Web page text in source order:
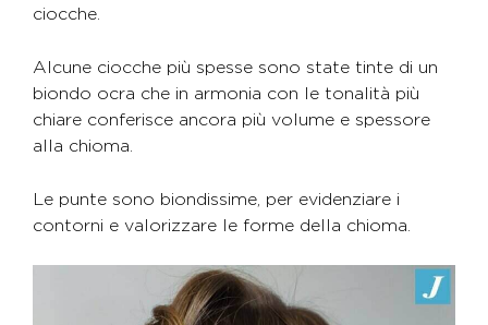
ciocche.
Alcune ciocche più spesse sono state tinte di un
biondo ocra che in armonia con le tonalità più
chiare conferisce ancora più volume e spessore
alla chioma.
Le punte sono biondissime, per evidenziare i
contorni e valorizzare le forme della chioma.